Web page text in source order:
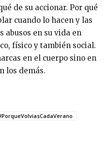
de su accionar. Por qué
cuando lo hacen y las
abusos en su vida en
físico y también social.
en el cuerpo sino en
los demás.